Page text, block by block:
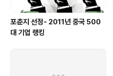
포춘지 선정- 2011년 중국 500
대 기업 랭킹